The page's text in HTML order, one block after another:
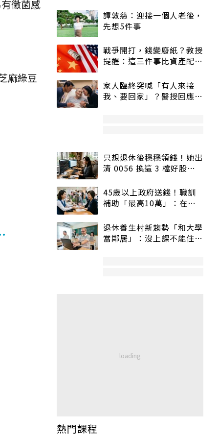
黴菌感
麻綠豆
譚敦慈：迎接一個人老後，
先想5件事
戰爭開打，錢變廢紙？教授
提醒：這三件事比資產配置
家人臨終突喊「有人來接
我、要回家」？醫授回應方
只想退休後穩穩領錢！她出
清 0056 換這 3 檔好股：
45歲以上政府送錢！職訓
補助「最高10萬」：在
退休養生村新趨勢「和大學
當鄰居」：沒上課不能住、
熱門課程